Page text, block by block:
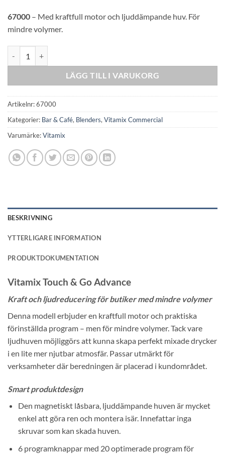
67000 – Med kraftfull motor och ljuddämpande huv. För
mindre volymer.
LÄGG TILL I VARUKORG
Artikelnr:67000
Kategorier: Bar & Café, Blenders, Vitamix Commercial
Varumärke:Vitamix
BESKRIVNING
YTTERLIGARE INFORMATION
PRODUKTDOKUMENTATION
Vitamix Touch & Go Advance
Kraft och ljudreducering för butiker med mindre volymer
Denna modell erbjuder en kraftfull motor och praktiska
förinställda program – men för mindre volymer. Tack vare
ljudhuven möjliggörs att kunna skapa perfekt mixade drycker
i en lite mer njutbar atmosfär. Passar utmärkt för
verksamheter där beredningen är placerad i kundområdet.
Smart produktdesign
Den magnetiskt låsbara, ljuddämpande huven är mycket
enkel att göra ren och montera isär. Innefattar inga
skruvar som kan skada huven.
6 programknappar med 20 optimerade program för